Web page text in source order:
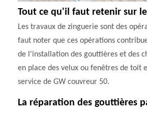
Tout ce qu'il faut retenir sur
Les travaux de zinguerie sont des
faut noter que ces opérations
de l'installation des gouttières et des
en place des velux ou fenêtres de toit
service de GW couvreur 50.
La réparation des gouttières